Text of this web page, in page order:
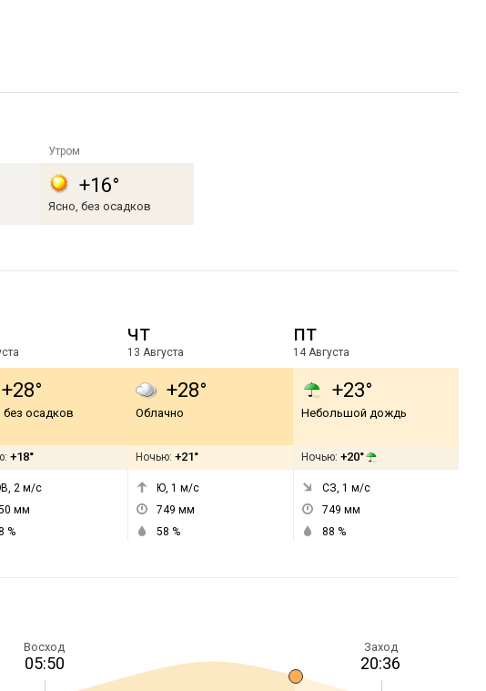
Утром
+16°
Ясно, без осадков
+28°
без осадков
+18°
2 м/с
мм
%
чт
13 Августа
+28°
Облачно
Ночью: +21°
Ю, 1 м/с
749 мм
58 %
пт
14 Августа
+23°
Небольшой дождь
Ночью: +20°
СЗ, 1 м/с
749 мм
88 %
Восход
05:50
Заход
20:36